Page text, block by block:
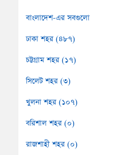
বাংলাদেশ-এর সবগুলো
ঢাকা শহর (৪৮৭)
চট্টগ্রাম শহর (১৭)
সিলেট শহর (৩)
খুলনা শহর (১০৭)
বরিশাল শহর (০)
রাজশাহী শহর (০)